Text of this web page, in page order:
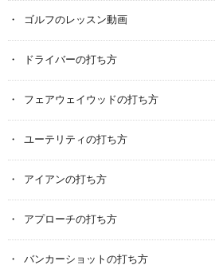
ゴルフのレッスン動画
ドライバーの打ち方
フェアウェイウッドの打ち方
ユーテリティの打ち方
アイアンの打ち方
アプローチの打ち方
バンカーショットの打ち方